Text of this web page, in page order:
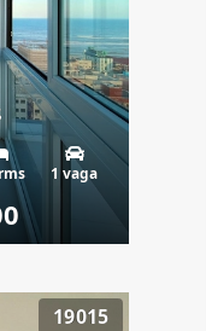
1 vaga
19015